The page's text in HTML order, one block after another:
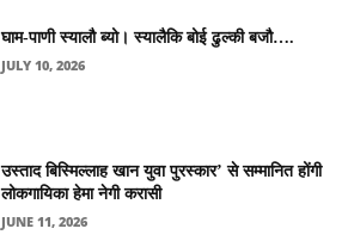
घाम-पाणी स्यालौ ब्यो। स्यालैकि बोई ढुल्की बजौ….
JULY 10, 2026
उस्ताद बिस्मिल्लाह खान युवा पुरस्कार’ से सम्मानित होंगी
लोकगायिका हेमा नेगी करासी
JUNE 11, 2026